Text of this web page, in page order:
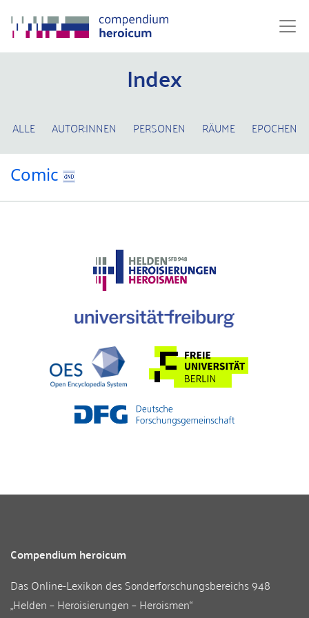
Index
ALLE AUTOR:INNEN PERSONEN RÄUME EPOCHEN
Comic
Compendium heroicum
Das Online-Lexikon desSonderforschungsbereichs 948
„Helden – Heroisierungen – Heroismen“